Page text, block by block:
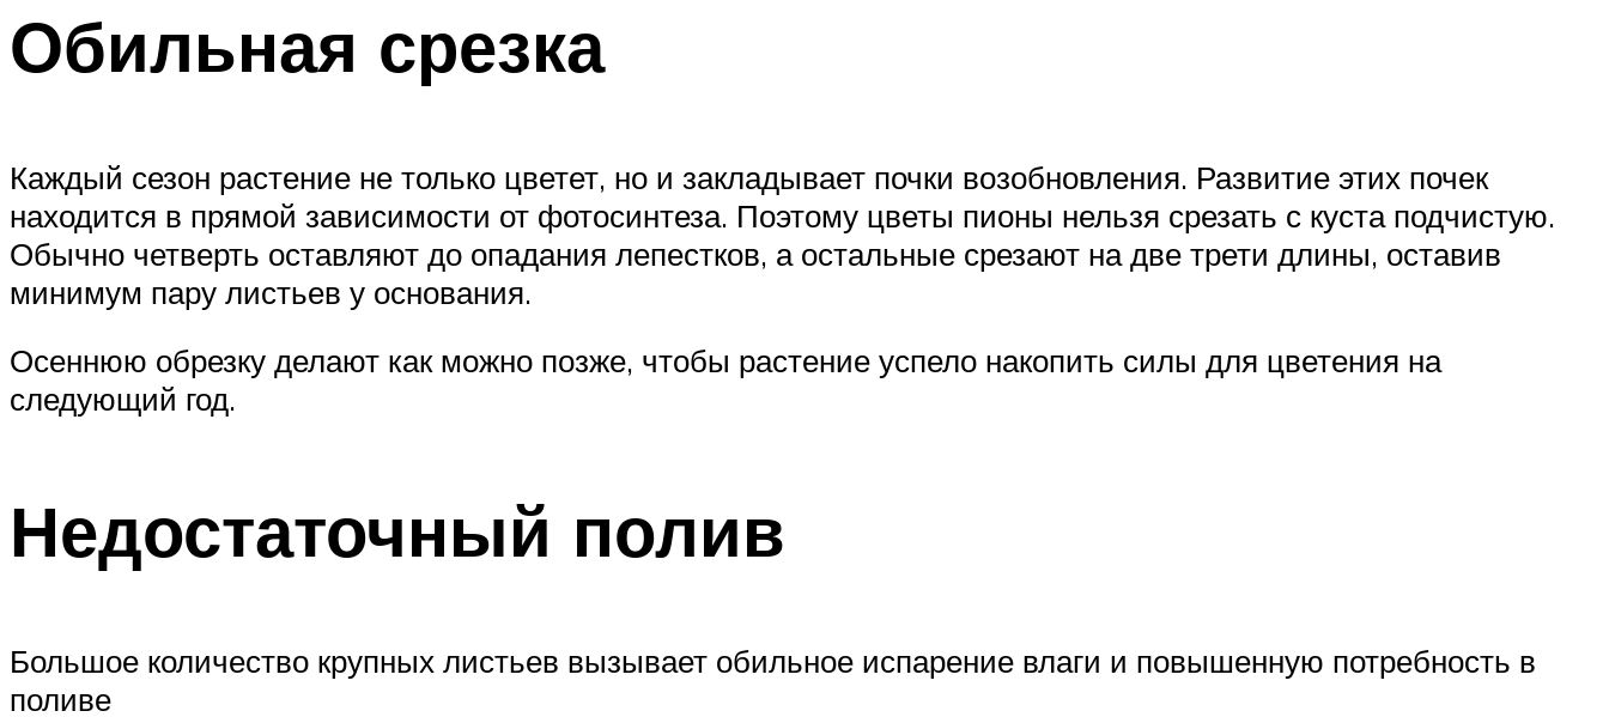
Обильная срезка
Каждый сезон растение не только цветет, но и закладывает почки возобновления. Развитие этих почек
находится в прямой зависимости от фотосинтеза. Поэтому цветы пионы нельзя срезать с куста подчистую.
Обычно четверть оставляют до опадания лепестков, а остальные срезают на две трети длины, оставив
минимум пару листьев у основания.
Осеннюю обрезку делают как можно позже, чтобы растение успело накопить силы для цветения на
следующий год.
Недостаточный полив
Большое количество крупных листьев вызывает обильное испарение влаги и повышенную потребность в
поливе